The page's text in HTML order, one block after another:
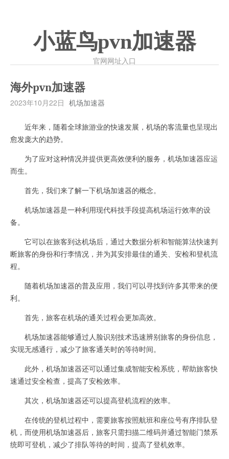
小蓝鸟pvn加速器
官网网址入口
海外pvn加速器
2023年10月22日 机场加速器
近年来，随着全球旅游业的快速发展，机场的客流量也呈现出
愈发庞大的趋势。
为了应对这种情况并提供更高效便利的服务，机场加速器应运
而生。
首先，我们来了解一下机场加速器的概念。
机场加速器是一种利用现代科技手段提高机场运行效率的设
备。
它可以在旅客到达机场后，通过大数据分析和智能算法快速判
断旅客的身份和行李情况，并为其安排最佳的通关、安检和登机流
程。
随着机场加速器的普及应用，我们可以寻找到许多其带来的便
利。
首先，旅客在机场的通关过程会更加高效。
机场加速器能够通过人脸识别技术迅速辨别旅客的身份信息，
实现无感通行，减少了旅客通关时的等待时间。
此外，机场加速器还可以通过集成智能安检系统，帮助旅客快
速通过安全检查，提高了安检效率。
其次，机场加速器还可以提高登机流程的效率。
在传统的登机过程中，需要旅客按照航班和座位号有序排队登
机，而使用机场加速器后，旅客只需扫描二维码并通过智能门禁系
统即可登机，减少了排队等待的时间，提高了登机效率。